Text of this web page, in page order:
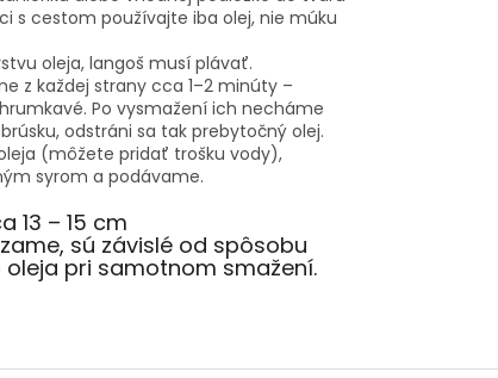
s cestom používajte iba olej, nie múku
oleja, langoš musí plávať.
z každej strany cca 1–2 minúty –
Po vysmažení ich necháme
odstráni sa tak prebytočný olej.
(môžete pridať trošku vody),
syrom a podávame.
13 – 15 cm
sú závislé od spôsobu
pri samotnom smažení.